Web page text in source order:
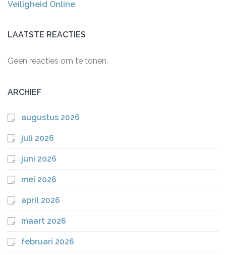
Veiligheid Online
LAATSTE REACTIES
Geen reacties om te tonen.
ARCHIEF
augustus 2026
juli 2026
juni 2026
mei 2026
april 2026
maart 2026
februari 2026